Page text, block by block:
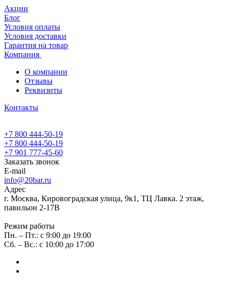
Акции
Блог
Условия оплаты
Условия доставки
Гарантия на товар
Компания
О компании
Отзывы
Реквизиты
Контакты
+7 800 444-50-19
+7 800 444-50-19
+7 901 777-45-60
Заказать звонок
E-mail
info@20bar.ru
Адрес
г. Москва, Кировоградская улица, 9к1, ТЦ Лавка. 2 этаж,
павильон 2-17В
Режим работы
Пн. – Пт.: с 9:00 до 19:00
Сб. – Вс.: с 10:00 до 17:00